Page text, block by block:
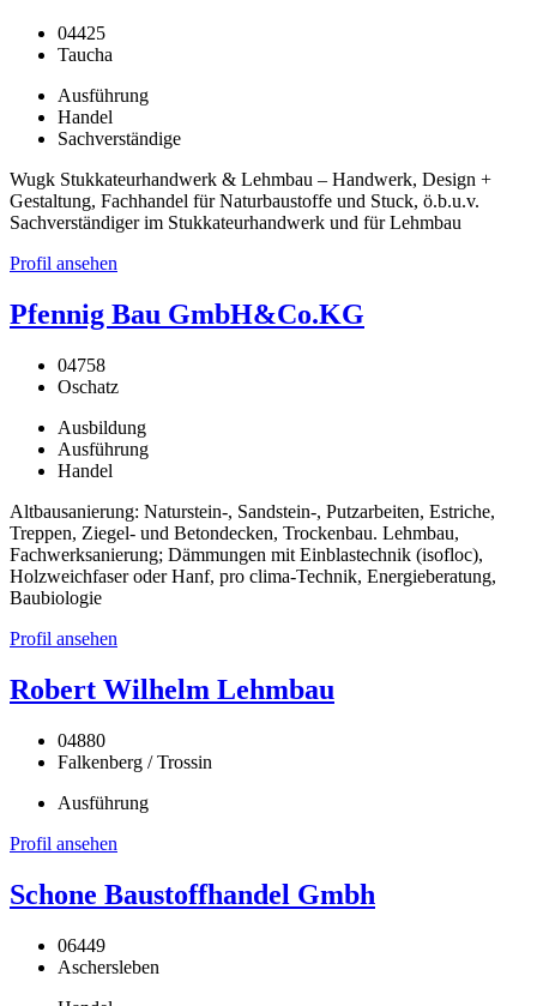
04425
Taucha
Ausführung
Handel
Sachverständige
Wugk Stukkateurhandwerk & Lehmbau – Handwerk, Design +
Gestaltung, Fachhandel für Naturbaustoffe und Stuck, ö.b.u.v.
Sachverständiger im Stukkateurhandwerk und für Lehmbau
Profil ansehen
Pfennig Bau GmbH&Co.KG
04758
Oschatz
Ausbildung
Ausführung
Handel
Altbausanierung: Naturstein-, Sandstein-, Putzarbeiten, Estriche,
Treppen, Ziegel- und Betondecken, Trockenbau. Lehmbau,
Fachwerksanierung; Dämmungen mit Einblastechnik (isofloc),
Holzweichfaser oder Hanf, pro clima-Technik, Energieberatung,
Baubiologie
Profil ansehen
Robert Wilhelm Lehmbau
04880
Falkenberg / Trossin
Ausführung
Profil ansehen
Schone Baustoffhandel Gmbh
06449
Aschersleben